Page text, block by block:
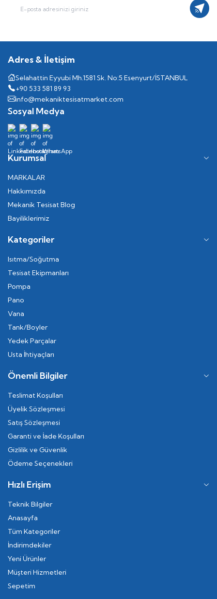
Adres & İletişim
Selahattin Eyyubi Mh.1581 Sk. No:5 Esenyurt/İSTANBUL
+90 533 581 89 93
info@mekaniktesisatmarket.com
Sosyal Medya
Kurumsal
MARKALAR
Hakkımızda
Mekanik Tesisat Blog
Bayiliklerimiz
Kategoriler
Isıtma/Soğutma
Tesisat Ekipmanları
Pompa
Pano
Vana
Tank/Boyler
Yedek Parçalar
Usta İhtiyaçları
Önemli Bilgiler
Teslimat Koşulları
Üyelik Sözleşmesi
Satış Sözleşmesi
Garanti ve İade Koşulları
Gizlilik ve Güvenlik
Ödeme Seçenekleri
Hızlı Erişim
Teknik Bilgiler
Anasayfa
Tüm Kategoriler
İndirimdekiler
Yeni Ürünler
Müşteri Hizmetleri
Sepetim